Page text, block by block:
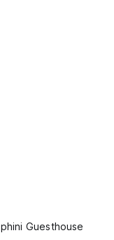
Guesthouse